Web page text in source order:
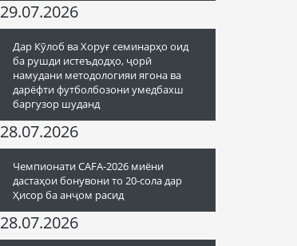
29.07.2026
Дар Кӯлоб ва Хоруғ семинарҳо оид
ба рушди истеъдодҳо, ҷорӣ
намудани методологияи ягона ва
дарёфти футболбозони умедбахш
баргузор шуданд
28.07.2026
Чемпионати CAFA-2026 миёни
дастаҳои бонувони то 20-сола дар
Ҳисор ба анҷом расид
28.07.2026